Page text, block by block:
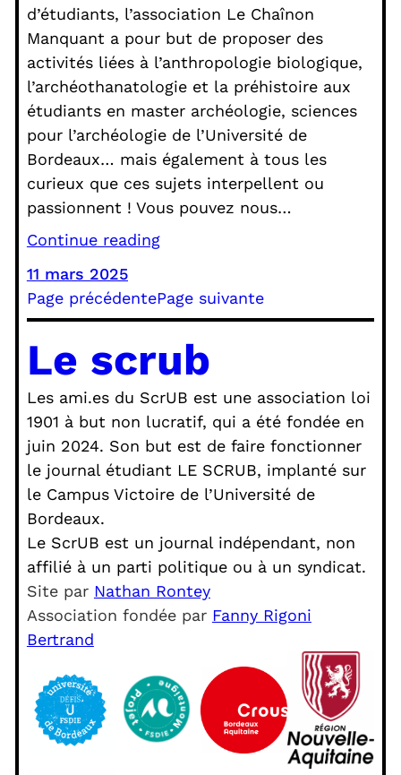
d’étudiants, l’association Le Chaînon
Manquant a pour but de proposer des
activités liées à l’anthropologie biologique,
l’archéothanatologie et la préhistoire aux
étudiants en master archéologie, sciences
pour l’archéologie de l’Université de
Bordeaux… mais également à tous les
curieux que ces sujets interpellent ou
passionnent ! Vous pouvez nous…
Continue reading
11 mars 2025
Page précédentePage suivante
Le scrub
Les ami.es du ScrUB est une association loi
1901 à but non lucratif, qui a été fondée en
juin 2024. Son but est de faire fonctionner
le journal étudiant LE SCRUB, implanté sur
le Campus Victoire de l’Université de
Bordeaux.
Le ScrUB est un journal indépendant, non
affilié à un parti politique ou à un syndicat.
Site par Nathan Rontey
Association fondée par Fanny Rigoni
Bertrand